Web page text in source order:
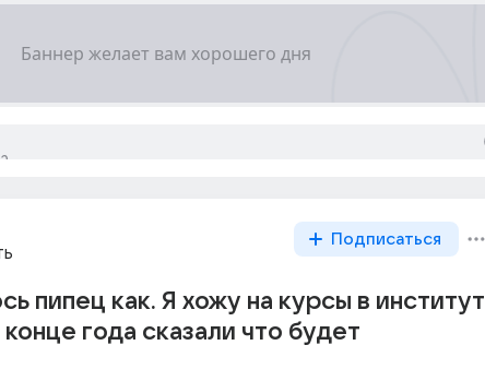
Подписаться
пипец как. Я хожу на курсы в институт
года сказали что будет